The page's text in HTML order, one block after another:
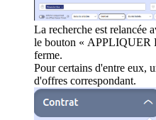
La recherche est relancée
le bouton « APPLIQUER
ferme.
Pour certains d'entre eux,
d'offres correspondant.